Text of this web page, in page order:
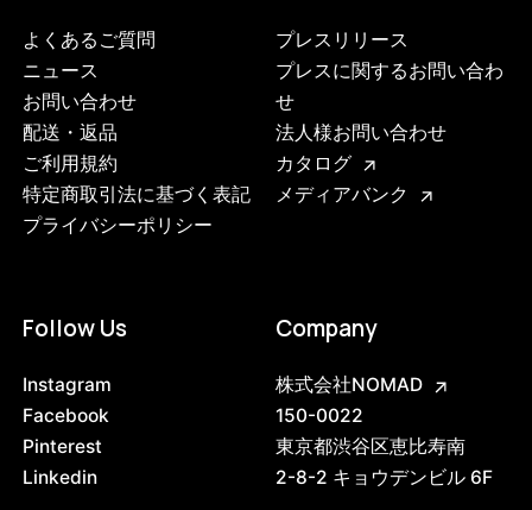
よくあるご質問
ニュース
お問い合わせ
配送・返品
ご利用規約
特定商取引法に基づく表記
プライバシーポリシー
プレスリリース
プレスに関するお問い合わ
せ
法人様お問い合わせ
カタログ
メディアバンク
Follow Us
Instagram
Facebook
Pinterest
Linkedin
Company
株式会社NOMAD
150-0022
東京都渋谷区恵比寿南
2-8-2 キョウデンビル 6F